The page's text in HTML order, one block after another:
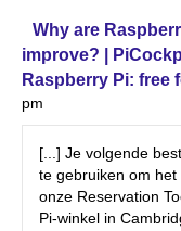
Why are
improve? |
Raspberry Pi: free
pm
[...] Je volgende
te gebruiken om
onze Reservation
Pi-winkel in